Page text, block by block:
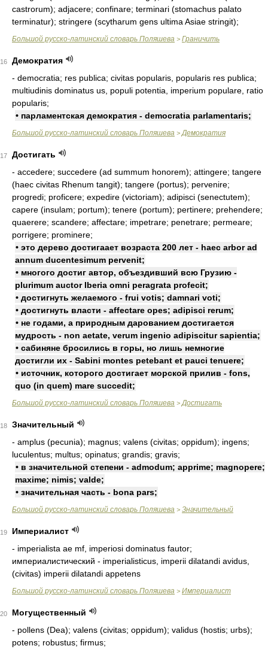
castrorum); adjacere; confinare; terminari (stomachus palato
terminatur); stringere (scytharum gens ultima Asiae stringit);
Большой русско-латинский словарь Поляшева > Граничить
16
Демократия
- democratia; res publica; civitas popularis, popularis res publica;
multiudinis dominatus us, populi potentia, imperium populare, ratio
popularis;
• парламентская демократия - democratia parlamentaris;
Большой русско-латинский словарь Поляшева > Демократия
17
Достигать
- accedere; succedere (ad summum honorem); attingere; tangere
(haec civitas Rhenum tangit); tangere (portus); pervenire;
progredi; proficere; expedire (victoriam); adipisci (senectutem);
capere (insulam; portum); tenere (portum); pertinere; prehendere;
quaerere; scandere; affectare; impetrare; penetrare; permeare;
porrigere; prominere;
• это дерево достигаает возраста 200 лет - haec arbor ad
annum ducentesimum pervenit;
• многого достиг автор, объездивший всю Грузию -
plurimum auctor Iberia omni peragrata profecit;
• достигнуть желаемого - frui votis; damnari voti;
• достигнуть власти - affectare opes; adipisci rerum;
• не годами, а природным дарованием достигается
мудрость - non aetate, verum ingenio adipiscitur sapientia;
• сабиняне бросились в горы, но лишь немногие
достигли их - Sabini montes petebant et pauci tenuere;
• источник, которого достигает морской прилив - fons,
quo (in quem) mare succedit;
Большой русско-латинский словарь Поляшева > Достигать
18
Значительный
- amplus (pecunia); magnus; valens (civitas; oppidum); ingens;
luculentus; multus; opinatus; grandis; gravis;
• в значительной степени - admodum; apprime; magnopere;
maxime; nimis; valde;
• значительная часть - bona pars;
Большой русско-латинский словарь Поляшева > Значительный
19
Империалист
- imperialista ae mf, imperiosi dominatus fautor;
империалистический - imperialisticus, imperii dilatandi avidus,
(civitas) imperii dilatandi appetens
Большой русско-латинский словарь Поляшева > Империалист
20
Могущественный
- pollens (Dea); valens (civitas; oppidum); validus (hostis; urbs);
potens; robustus; firmus;